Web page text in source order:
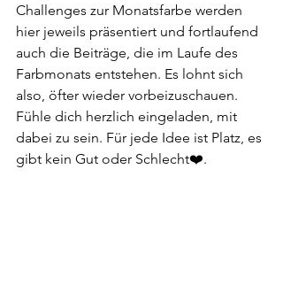
Challenges zur Monatsfarbe werden
hier jeweils präsentiert und fortlaufend
auch die Beiträge, die im Laufe des
Farbmonats entstehen. Es lohnt sich
also, öfter wieder vorbeizuschauen.
Fühle dich herzlich eingeladen, mit
dabei zu sein. Für jede Idee ist Platz, es
gibt kein Gut oder Schlecht❤️.